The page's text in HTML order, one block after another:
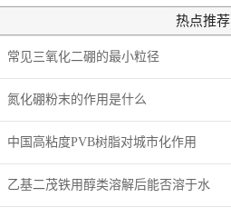
热点推荐
常见三氧化二硼的最小粒径
氮化硼粉末的作用是什么
中国高粘度PVB树脂对城市化作用
乙基二茂铁用醇类溶解后能否溶于水